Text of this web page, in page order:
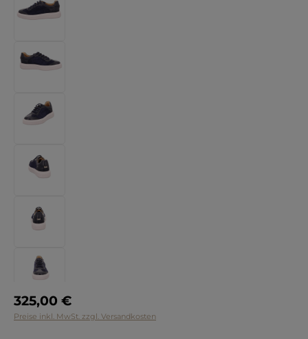
Regulärer Preis:
325,00 €
Preise inkl. MwSt. zzgl. Versandkosten